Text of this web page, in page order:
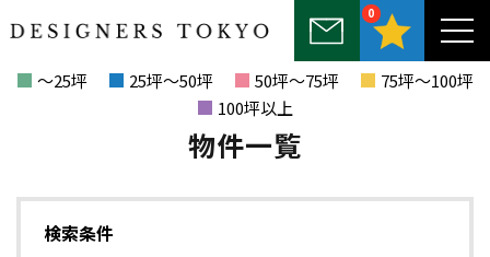
0
～25坪 25坪～50坪 50坪～75坪
75坪～100坪
100坪以上
物件一覧
検索条件